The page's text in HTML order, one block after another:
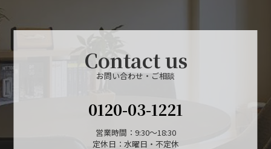
Contact us
お問い合わせ・ご相談
0120-03-1221
営業時間：9:30～18:30
定休日：水曜日・不定休